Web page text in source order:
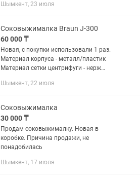
Шымкент, 23 июля
Соковыжималка Braun J-300
60 000 ₸
Новая, с покупки использовали 1 раз.
Материал корпуса - металл/пластик
Материал сетки центрифуги - нерж
перегрузки Очень качественная
Шымкент, 22 июля
Соковыжималка
30 000 ₸
Продам соковыжималку. Новая в
коробке. Причина продажи, не
понадобилась
Шымкент, 17 июля